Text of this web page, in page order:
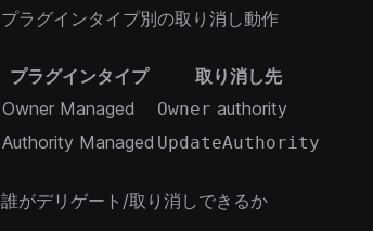
プラグインタイプ別の取り消し動作
プラグインタイプ
取り消し先
Owner Managed
Owner authority
Authority Managed UpdateAuthority
誰がデリゲート/取り消しできるか